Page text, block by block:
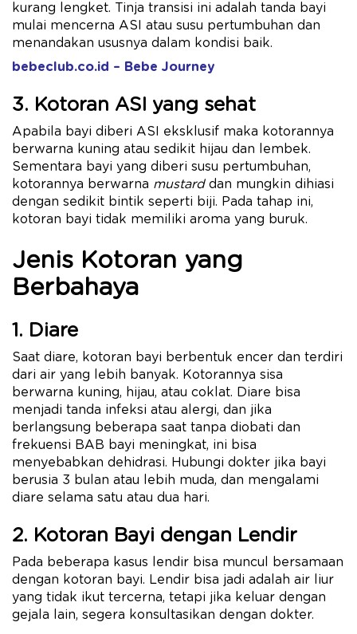
kurang lengket. Tinja transisi ini adalah tanda bayi
mulai mencerna ASI atau susu pertumbuhan dan
menandakan ususnya dalam kondisi baik.
bebeclub.co.id – Bebe Journey
3. Kotoran ASI yang sehat
Apabila bayi diberi ASI eksklusif maka kotorannya
berwarna kuning atau sedikit hijau dan lembek.
Sementara bayi yang diberi susu pertumbuhan,
kotorannya berwarna mustarddan mungkin dihiasi
dengan sedikit bintik seperti biji. Pada tahap ini,
kotoran bayi tidak memiliki aroma yang buruk.
Jenis Kotoran yang
Berbahaya
1. Diare
Saat diare, kotoran bayi berbentuk encer dan terdiri
dari air yang lebih banyak. Kotorannya sisa
berwarna kuning, hijau, atau coklat. Diare bisa
menjadi tanda infeksi atau alergi, dan jika
berlangsung beberapa saat tanpa diobati dan
frekuensi BAB bayi meningkat, ini bisa
menyebabkan dehidrasi. Hubungi dokter jika bayi
berusia 3 bulan atau lebih muda, dan mengalami
diare selama satu atau dua hari.
2. Kotoran Bayi dengan Lendir
Pada beberapa kasus lendir bisa muncul bersamaan
dengan kotoran bayi. Lendir bisa jadi adalah air liur
yang tidak ikut tercerna, tetapi jika keluar dengan
gejala lain, segera konsultasikan dengan dokter.